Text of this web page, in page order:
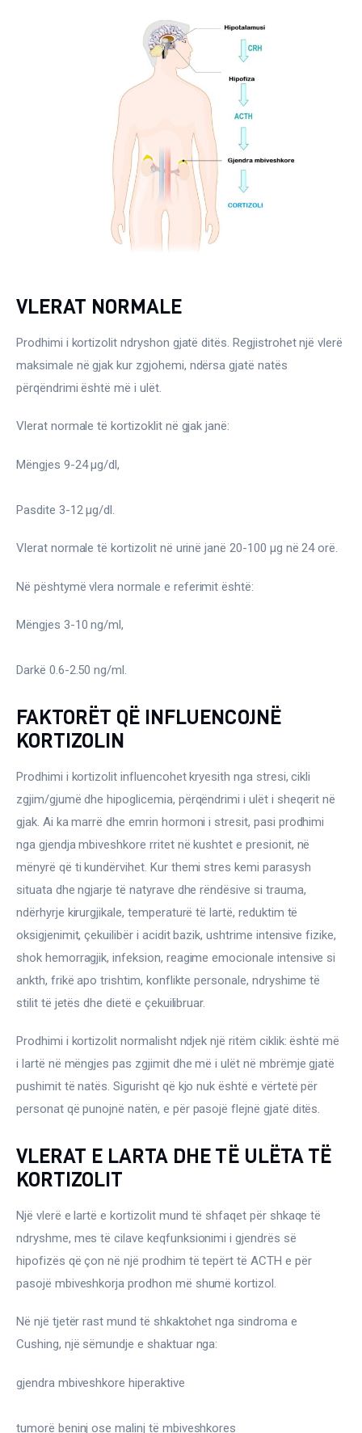
VLERAT NORMALE
Prodhimi i kortizolit ndryshon gjatë ditës. Regjistrohet një vlerë
maksimale në gjak kur zgjohemi, ndërsa gjatë natës
përqëndrimi është më i ulët.
Vlerat normale të kortizoklit në gjak janë:
Mëngjes 9-24 μg/dl,
Pasdite 3-12 μg/dl.
Vlerat normale të kortizolit në urinë janë 20-100 μg në 24 orë.
Në pështymë vlera normale e referimit është:
Mëngjes 3-10 ng/ml,
Darkë 0.6-2.50 ng/ml.
FAKTORËT QË INFLUENCOJNË
KORTIZOLIN
Prodhimi i kortizolit influencohet kryesith nga stresi, cikli
zgjim/gjumë dhe hipoglicemia, përqëndrimi i ulët i sheqerit në
gjak. Ai ka marrë dhe emrin hormoni i stresit, pasi prodhimi
nga gjendja mbiveshkore rritet në kushtet e presionit, në
mënyrë që ti kundërvihet. Kur themi stres kemi parasysh
situata dhe ngjarje të natyrave dhe rëndësive si trauma,
ndërhyrje kirurgjikale, temperaturë të lartë, reduktim të
oksigjenimit, çekuilibër i acidit bazik, ushtrime intensive fizike,
shok hemorragjik, infeksion, reagime emocionale intensive si
ankth, frikë apo trishtim, konflikte personale, ndryshime të
stilit të jetës dhe dietë e çekuilibruar.
Prodhimi i kortizolit normalisht ndjek një ritëm ciklik: është më
i lartë në mëngjes pas zgjimit dhe më i ulët në mbrëmje gjatë
pushimit të natës. Sigurisht që kjo nuk është e vërtetë për
personat që punojnë natën, e për pasojë flejnë gjatë ditës.
VLERAT E LARTA DHE TË ULËTA TË
KORTIZOLIT
Një vlerë e lartë e kortizolit mund të shfaqet për shkaqe të
ndryshme, mes të cilave keqfunksionimi i gjendrës së
hipofizës që çon në një prodhim të tepërt të ACTH e për
pasojë mbiveshkorja prodhon më shumë kortizol.
Në një tjetër rast mund të shkaktohet nga sindroma e
Cushing, një sëmundje e shaktuar nga:
gjendra mbiveshkore hiperaktive
tumorë beninj ose malinj të mbiveshkores